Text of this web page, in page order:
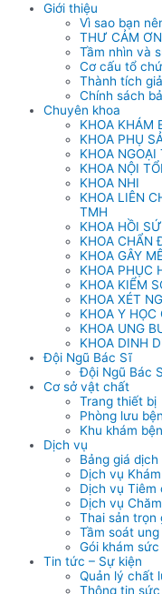
Giới thiệu
Vì sao bạn
THƯ CẢM ƠN
Tầm nhìn và
Cơ cấu tổ
Thành tích
Chính sách
Chuyên khoa
KHOA KHÁM
KHOA PHỤ
KHOA NGOẠI
KHOA NỘI
KHOA NHI
KHOA LIÊN
TMH
KHOA HỒI
KHOA CHẨN
KHOA GÂY
KHOA PHỤC
KHOA KIỂM
KHOA XÉT
KHOA Y HỌC
KHOA UNG
KHOA DINH
Đội Ngũ Bác Sĩ
Đội Ngũ Bác
Cơ sở vật chất
Trang thiết bị
Phòng lưu
Khu khám
Dịch vụ
Bảng giá
Dịch vụ
Dịch vụ Tiêm
Dịch vụ
Thai sản trọn
Tầm soát
Gói khám
Tin tức – Sự kiện
Quản lý chất
Thông tin